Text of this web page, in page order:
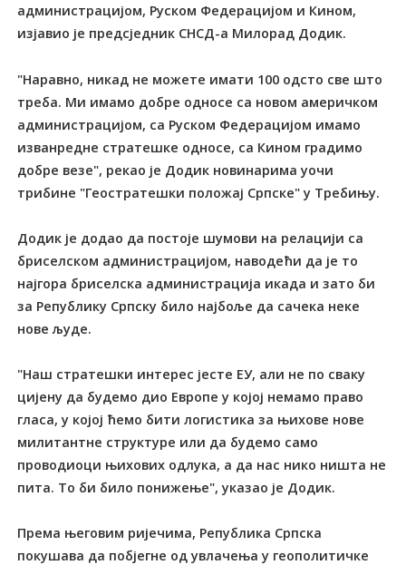
администрацијом, Руском Федерацијом и Кином,
изјавио је предсједник СНСД-а Милорад Додик.
"Наравно, никад не можете имати 100 одсто све што
треба. Ми имамо добре односе са новом америчком
администрацијом, са Руском Федерацијом имамо
изванредне стратешке односе, са Кином градимо
добре везе", рекао је Додик новинарима уочи
трибине "Геостратешки положај Српске" у Требињу.
Додик је додао да постоје шумови на релацији са
бриселском администрацијом, наводећи да је то
најгора бриселска администрација икада и зато би
за Републику Српску било најбоље да сачека неке
нове људе.
"Наш стратешки интерес јесте ЕУ, али не по сваку
цијену да будемо дио Европе у којој немамо право
гласа, у којој ћемо бити логистика за њихове нове
милитантне структуре или да будемо само
проводиоци њихових одлука, а да нас нико ништа не
пита. То би било понижење", указао је Додик.
Према његовим ријечима, Република Српска
покушава да побјегне од увлачења у геополитичке